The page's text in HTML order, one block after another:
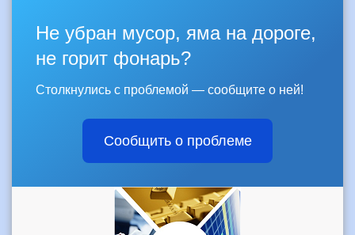
Не убран мусор, яма на дороге,
не горит фонарь?
Столкнулись с проблемой — сообщите о ней!
Сообщить о проблеме